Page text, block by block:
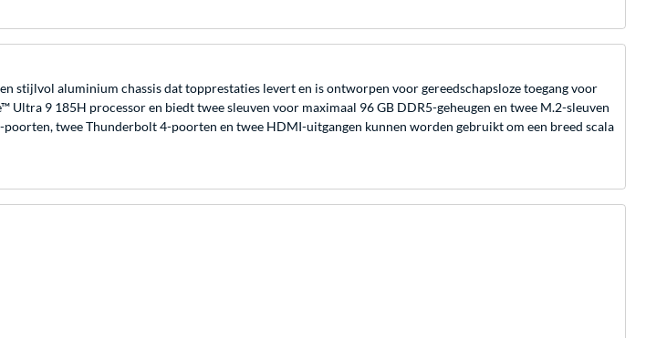
stijlvol aluminium chassis dat topprestaties levert en is ontworpen voor gereedschapsloze toegang voor
9 185H processor en biedt twee sleuven voor maximaal 96 GB DDR5-geheugen en twee M.2-sleuven
twee Thunderbolt 4-poorten en twee HDMI-uitgangen kunnen worden gebruikt om een breed scala